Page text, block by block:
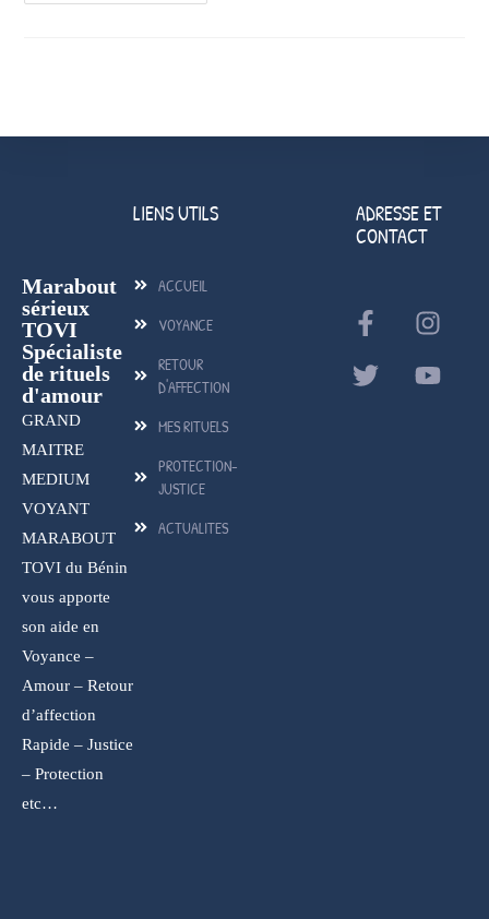
Marabout
sérieux
TOVI
Spécialiste
de rituels
d'amour
GRAND
MAITRE
MEDIUM
VOYANT
MARABOUT
TOVI du Bénin
vous apporte
son aide en
Voyance –
Amour – Retour
d’affection
Rapide – Justice
– Protection
etc…
LIENS UTILS
ACCUEIL
VOYANCE
RETOUR
D'AFFECTION
MES RITUELS
PROTECTION-
JUSTICE
ACTUALITES
ADRESSE ET
CONTACT